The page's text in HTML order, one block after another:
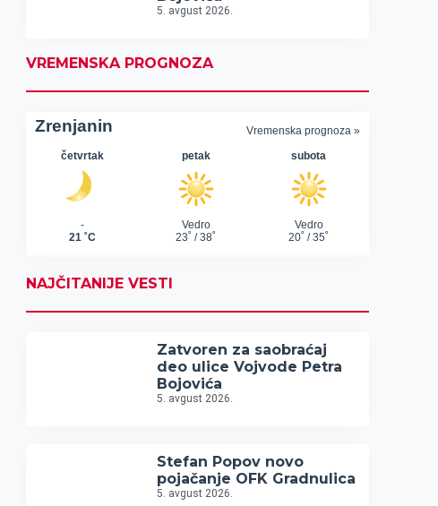
5. avgust 2026.
VREMENSKA PROGNOZA
NAJČITANIJE VESTI
Zatvoren za saobraćaj
deo ulice Vojvode Petra
Bojovića
5. avgust 2026.
Stefan Popov novo
pojačanje OFK Gradnulica
5. avgust 2026.